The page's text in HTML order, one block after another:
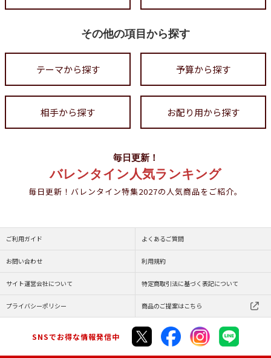
その他の項目から探す
テーマから探す 予算から探す
相手から探す お配り用から探す
毎日更新！
バレンタイン人気ランキング
毎日更新！バレンタイン特集2027の人気商品をご紹介。
ご利用ガイド よくあるご質問
お問い合わせ 利用規約
サイト運営会社について 特定商取引法に基づく表記について
プライバシーポリシー 商品のご提案はこちら
SNSでお得な情報発信中